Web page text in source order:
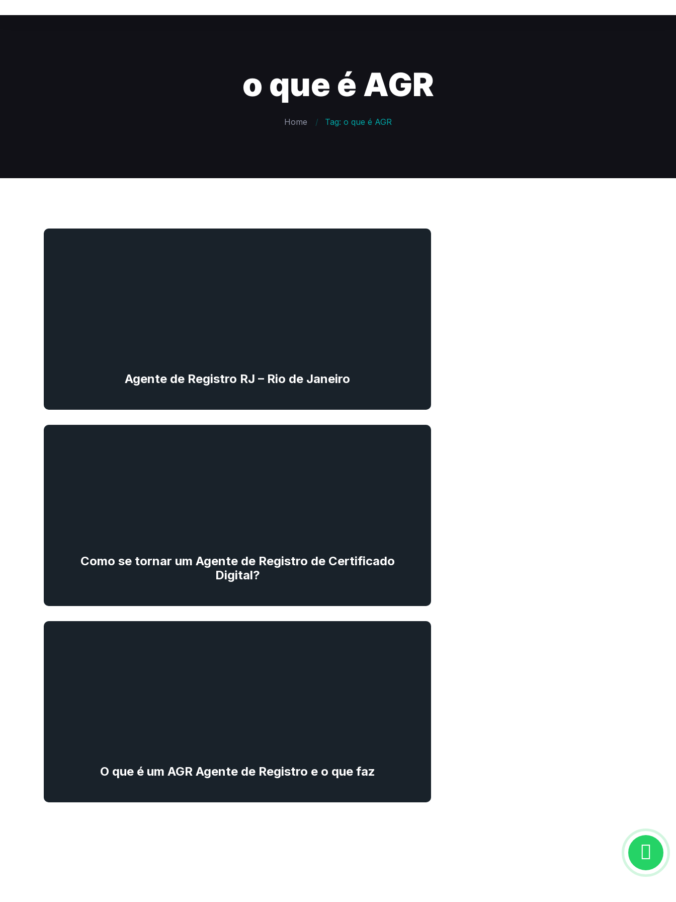
o que é AGR
Home Tag: o que é AGR
Agente de Registro RJ – Rio de Janeiro
Como se tornar um Agente de Registro de Certificado
Digital?
O que é um AGR Agente de Registro e o que faz